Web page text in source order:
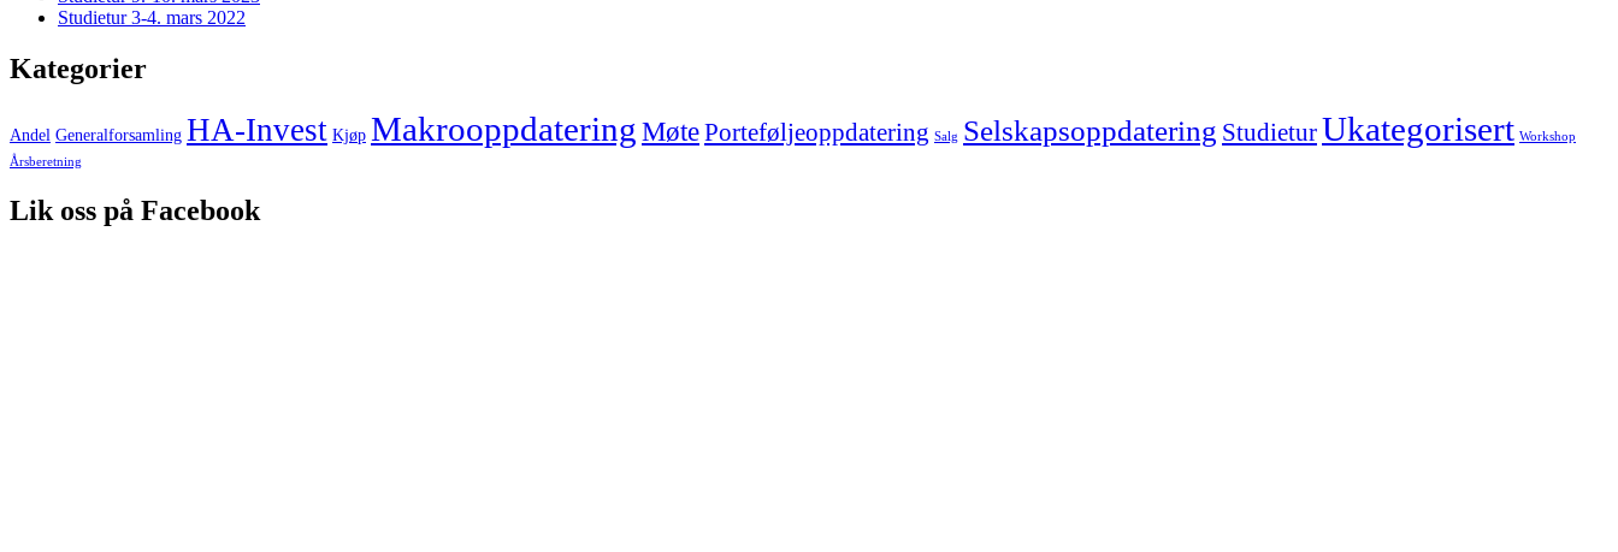
Studietur 3-4. mars 2022
Kategorier
Andel Generalforsamling HA-Invest Kjøp MakrooppdateringMøtePorteføljeoppdatering Salg Selskapsoppdatering StudieturUkategorisert Workshop
Årsberetning
Lik oss på Facebook